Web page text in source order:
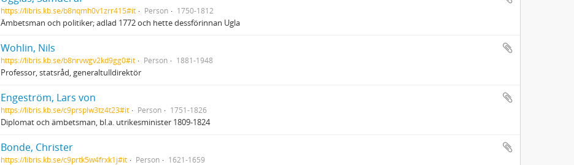
https://libris.kb.se/b8nqmh0v1zrr415#it Person 1750-1812
Ämbetsman och politiker; adlad 1772 och hette dessförinnan Ugla
Wohlin, Nils
https://libris.kb.se/b8nrvwgv2kd9gg0#it Person 1881-1948
Professor, statsråd, generaltulldirektör
Engeström, Lars von
https://libris.kb.se/c9prsplw3tz4t23#it Person 1751-1826
Diplomat och ämbetsman, bl.a. utrikesminister 1809-1824
Bonde, Christer
https://libris.kb.se/c9prtk5w4frxk1j#it Person 1621-1659